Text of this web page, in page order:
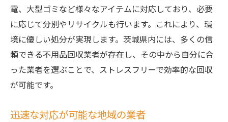
電、大型ゴミなど様々なアイテムに対応しており、必要
に応じて分別やリサイクルも行います。これにより、環
境に優しい処分が実現します。茨城県内には、多くの信
頼できる不用品回収業者が存在し、その中から自分に合
った業者を選ぶことで、ストレスフリーで効率的な回収
が可能です。
迅速な対応が可能な地域の業者